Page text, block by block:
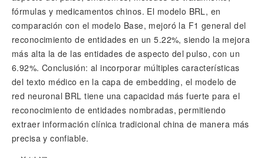
fórmulas y medicamentos chinos. El modelo BRL, en
comparación con el modelo Base, mejoró la F1 general del
reconocimiento de entidades en un 5.22%, siendo la mejora
más alta la de las entidades de aspecto del pulso, con un
6.92%. Conclusión: al incorporar múltiples características
del texto médico en la capa de embedding, el modelo de
red neuronal BRL tiene una capacidad más fuerte para el
reconocimiento de entidades nombradas, permitiendo
extraer información clínica tradicional china de manera más
precisa y confiable.